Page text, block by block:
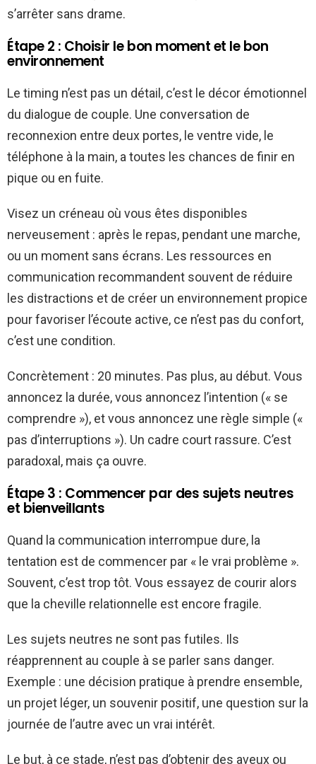
s’arrêter sans drame.
Étape 2 : Choisir le bon moment et le bon
environnement
Le timing n’est pas un détail, c’est le décor émotionnel
du dialogue de couple. Une conversation de
reconnexion entre deux portes, le ventre vide, le
téléphone à la main, a toutes les chances de finir en
pique ou en fuite.
Visez un créneau où vous êtes disponibles
nerveusement : après le repas, pendant une marche,
ou un moment sans écrans. Les ressources en
communication recommandent souvent de réduire
les distractions et de créer un environnement propice
pour favoriser l’écoute active, ce n’est pas du confort,
c’est une condition.
Concrètement : 20 minutes. Pas plus, au début. Vous
annoncez la durée, vous annoncez l’intention (« se
comprendre »), et vous annoncez une règle simple («
pas d’interruptions »). Un cadre court rassure. C’est
paradoxal, mais ça ouvre.
Étape 3 : Commencer par des sujets neutres
et bienveillants
Quand la communication interrompue dure, la
tentation est de commencer par « le vrai problème ».
Souvent, c’est trop tôt. Vous essayez de courir alors
que la cheville relationnelle est encore fragile.
Les sujets neutres ne sont pas futiles. Ils
réapprennent au couple à se parler sans danger.
Exemple : une décision pratique à prendre ensemble,
un projet léger, un souvenir positif, une question sur la
journée de l’autre avec un vrai intérêt.
Le but, à ce stade, n’est pas d’obtenir des aveux ou